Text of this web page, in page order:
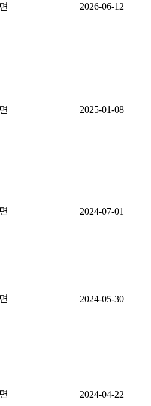
2026-06-12
2025-01-08
2024-07-01
2024-05-30
2024-04-22